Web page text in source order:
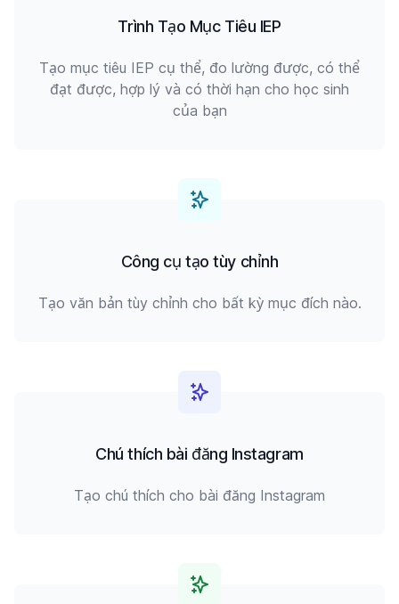
Trình Tạo Mục Tiêu IEP
Tạo mục tiêu IEP cụ thể, đo lường được, có thể
đạt được, hợp lý và có thời hạn cho học sinh
của bạn
Công cụ tạo tùy chỉnh
Tạo văn bản tùy chỉnh cho bất kỳ mục đích nào.
Chú thích bài đăng Instagram
Tạo chú thích cho bài đăng Instagram